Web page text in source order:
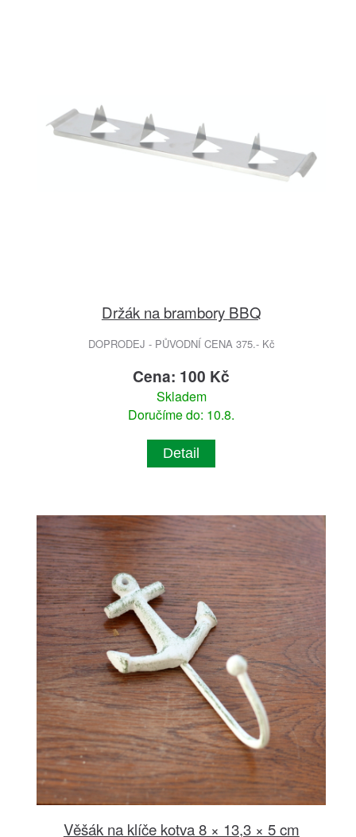
Držák na brambory BBQ
DOPRODEJ - PŮVODNÍ CENA 375.- Kč
Cena: 100 Kč
Skladem
Doručíme do: 10.8.
Detail
Věšák na klíče kotva 8 × 13,3 × 5 cm